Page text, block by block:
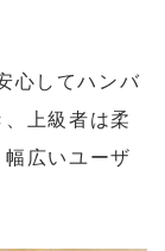
心してハンバ
上級者は柔
広いユーザ